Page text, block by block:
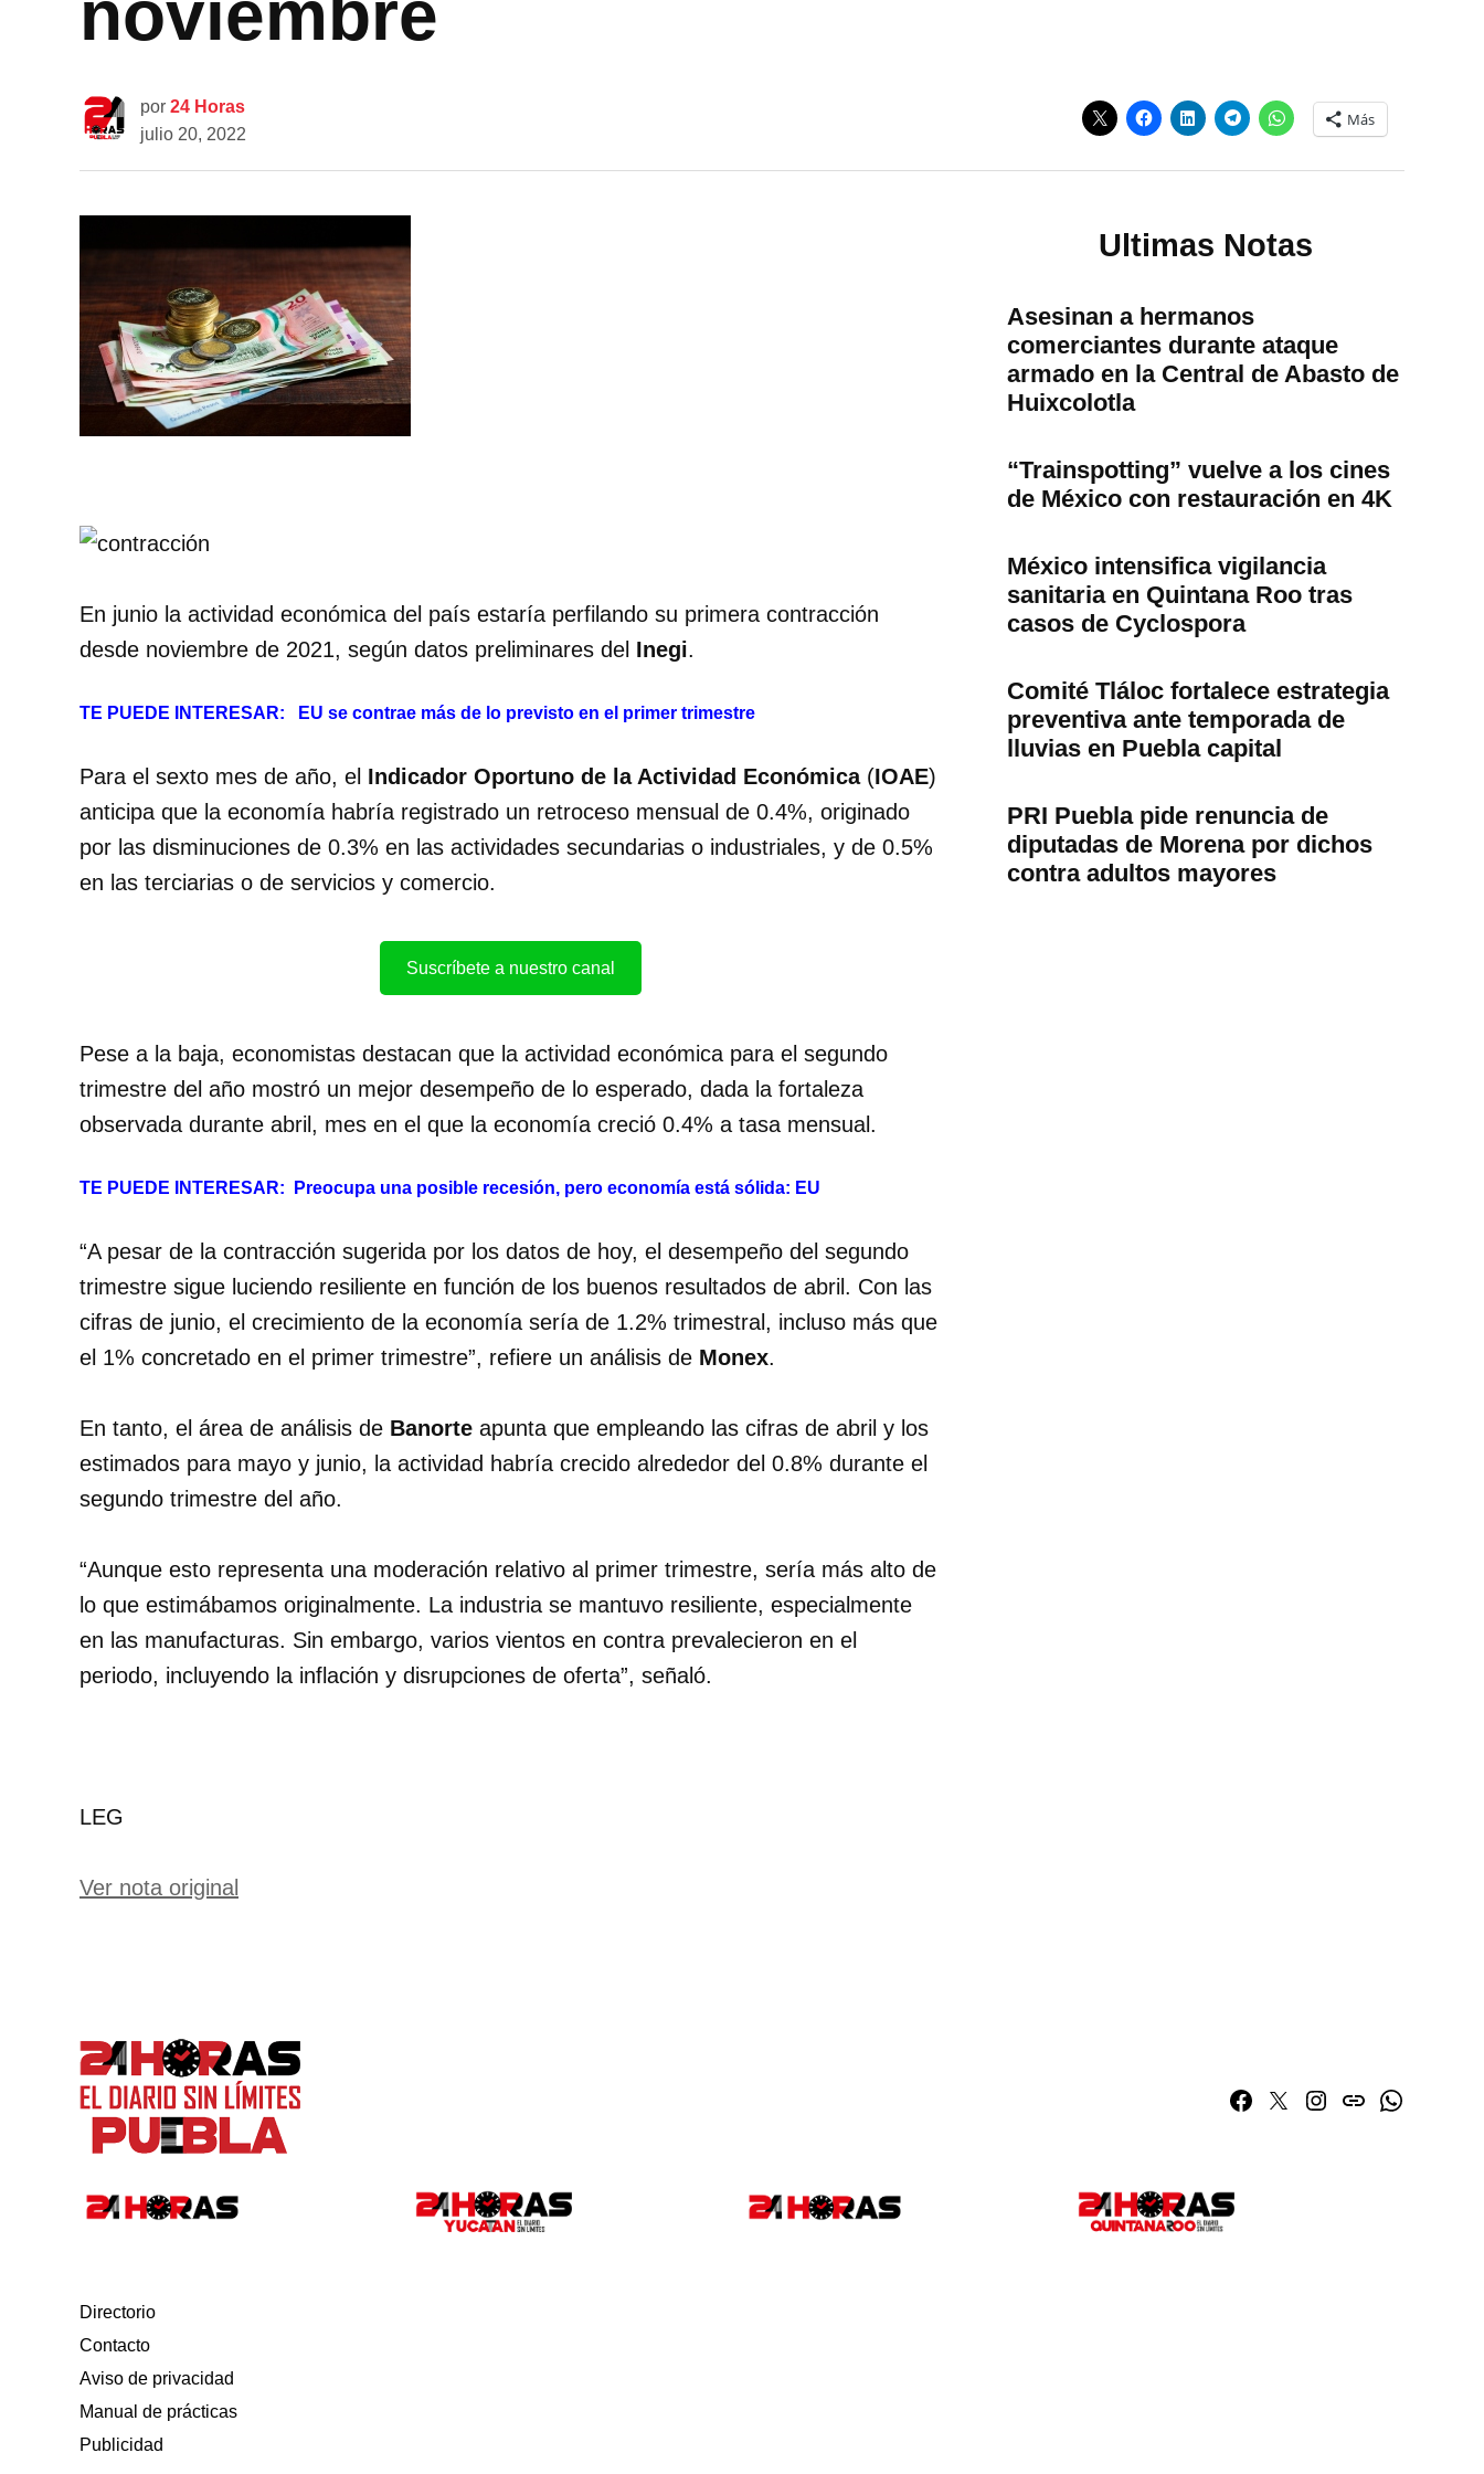
por 24 Horas
julio 20, 2022
Más
En junio la actividad económica del país estaría perfilando su primera contracción
desde noviembre de 2021, según datos preliminares del Inegi.
TE PUEDE INTERESAR: EU se contrae más de lo previsto en el primer trimestre
Para el sexto mes de año, el Indicador Oportuno de la Actividad Económica(IOAE)
anticipa que la economía habría registrado un retroceso mensual de 0.4%, originado
por las disminuciones de 0.3% en las actividades secundarias o industriales, y de 0.5%
en las terciarias o de servicios y comercio.
Suscríbete a nuestro canal
Pese a la baja, economistas destacan que la actividad económica para el segundo
trimestre del año mostró un mejor desempeño de lo esperado, dada la fortaleza
observada durante abril, mes en el que la economía creció 0.4% a tasa mensual.
TE PUEDE INTERESAR: Preocupa una posible recesión, pero economía está sólida: EU
“A pesar de la contracción sugerida por los datos de hoy, el desempeño del segundo
trimestre sigue luciendo resiliente en función de los buenos resultados de abril. Con las
cifras de junio, el crecimiento de la economía sería de 1.2% trimestral, incluso más que
el 1% concretado en el primer trimestre”, refiere un análisis de Monex.
En tanto, el área de análisis de Banorte apunta que empleando las cifras de abril y los
estimados para mayo y junio, la actividad habría crecido alrededor del 0.8% durante el
segundo trimestre del año.
“Aunque esto representa una moderación relativo al primer trimestre, sería más alto de
lo que estimábamos originalmente. La industria se mantuvo resiliente, especialmente
en las manufacturas. Sin embargo, varios vientos en contra prevalecieron en el
periodo, incluyendo la inflación y disrupciones de oferta”, señaló.
LEG
Ver nota original
Ultimas Notas
Asesinan a hermanos
comerciantes durante ataque
armado en la Central de Abasto de
Huixcolotla
“Trainspotting” vuelve a los cines
de México con restauración en 4K
México intensifica vigilancia
sanitaria en Quintana Roo tras
casos de Cyclospora
Comité Tláloc fortalece estrategia
preventiva ante temporada de
lluvias en Puebla capital
PRI Puebla pide renuncia de
diputadas de Morena por dichos
contra adultos mayores
Facebook
TwitterInstagram
issuuWhatsapp
Directorio
Contacto
Aviso de privacidad
Manual de prácticas
Publicidad